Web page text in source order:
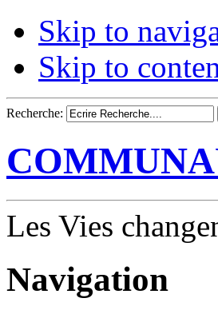
Skip to
Skip to
Recherche:
Les Vies
Navigation